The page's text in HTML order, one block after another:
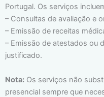
Portugal. Os serviços
– Consultas de avaliação e
– Emissão de receitas
– Emissão de atestados ou
justificado.
Nota: Os serviços não
presencial sempre que